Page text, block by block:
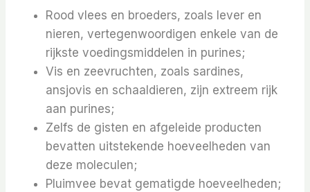
Rood vlees en broeders, zoals lever en
nieren, vertegenwoordigen enkele van de
rijkste voedingsmiddelen in purines;
Vis en zeevruchten, zoals sardines,
ansjovis en schaaldieren, zijn extreem rijk
aan purines;
Zelfs de gisten en afgeleide producten
bevatten uitstekende hoeveelheden van
deze moleculen;
Pluimvee bevat gematigde hoeveelheden;